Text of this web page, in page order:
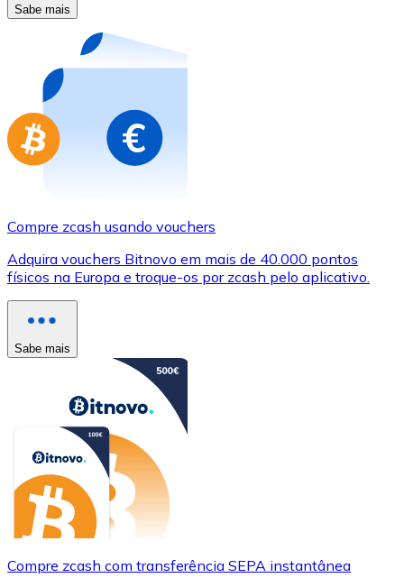
Compre cartões-presente das suas marcas favoritas
Ir para a loja de cartões-presente
Sabe mais
Compre zcash usando vouchers
Adquira vouchers Bitnovo em mais de 40.000 pontos
físicos na Europa e troque-os por zcash pelo aplicativo.
Sabe mais
Compre zcash com transferência SEPA instantânea